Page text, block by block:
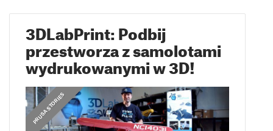
3DLabPrint: Podbij
przestworza z samolotami
wydrukowanymi w 3D!
CO O NAS MÓWIĄ
,
PRUSA STORIES